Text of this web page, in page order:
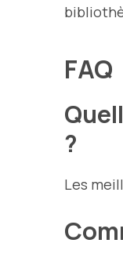
FAQ
?
Les